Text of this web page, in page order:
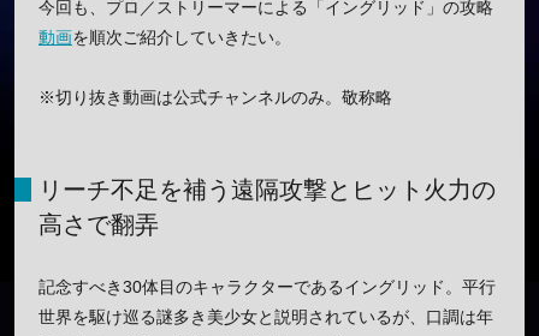
今回も、プロ／ストリーマーによる「イングリッド」の攻略
動画を順次ご紹介していきたい。
※切り抜き動画は公式チャンネルのみ。敬称略
リーチ不足を補う遠隔攻撃とヒット火力の
高さで翻弄
記念すべき30体目のキャラクターであるイングリッド。平行
世界を駆け巡る謎多き美少女と説明されているが、口調は年